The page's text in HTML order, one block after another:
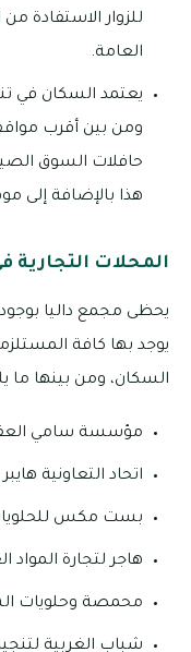
للزوار الاستفادة
العامة.
يعتمد السكان في
ومن بين أقرب
هذا بالإضافة إلى
المحلات التجارية
يحظى مجمع داليا
يوجد بها كافة
السكان، ومن بينها ما
مؤسسة سامي
اتحاد التعاونية
بست مكس
هاجر لتجارة المواد
محمصة وحلويات
شباب الغربية